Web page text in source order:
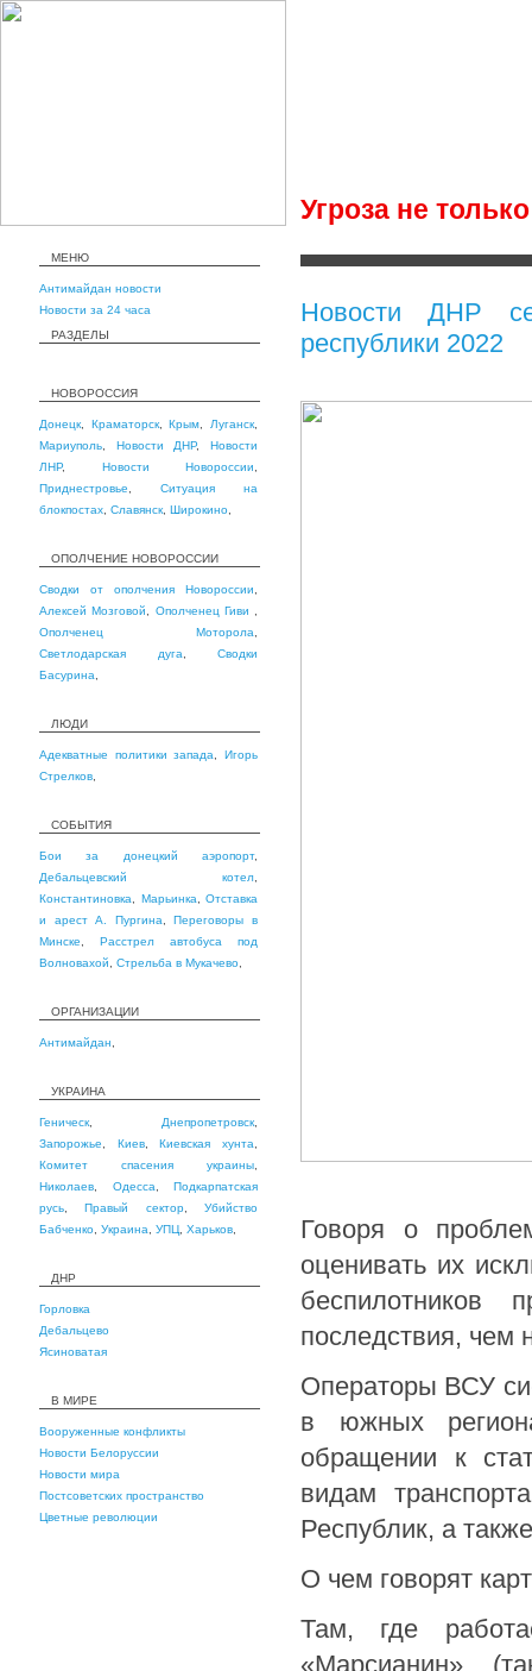
Угроза не
МЕНЮ
Антимайдан новости
Новости за 24 часа
РАЗДЕЛЫ
НОВОРОССИЯ
Донецк Краматорск,Крым Луганск
Мариуполь
Новости ДНР,Новости
ЛНР, Новости Новороссии
Приднестровье
Ситуация на
блокпостах Славянск Широкино
ОПОЛЧЕНИЕ НОВОРОССИИ
Сводки от ополчения Новороссии
Алексей Мозговой
Ополченец Гиви
Ополченец Моторола
Светлодарская дуга
Сводки
Басурина
ЛЮДИ
Адекватные политики запада ,Игорь
Стрелков
СОБЫТИЯ
Бои за донецкий аэропорт,
Дебальцевский котел
Константиновка
Марьинка
Отставка
и арест А. Пургина ,Переговоры в
Минске
Расстрел автобуса под
Волновахой
Стрельба в Мукачево
ОРГАНИЗАЦИИ
Антимайдан
УКРАИНА
Геническ Днепропетровск
Запорожье
Киев,Киевская хунта
Комитет спасения украины
Николаев
Одесса
Подкарпатская
русь ,Правый сектор,Убийство
Бабченко Украина УПЦ Харьков
ДНР
Горловка
Дебальцево
Ясиноватая
В МИРЕ
Вооруженные конфликты
Новости Белоруссии
Новости мира
Постсоветских пространство
Цветные революции
Новости ДНР
республики 2022
Говоря о
оценивать их
беспилотников
последствия, чем
Операторы ВСУ
в южных
обращении к
видам
Республик, а
О чем говорят
Там, где
«Марсианин»